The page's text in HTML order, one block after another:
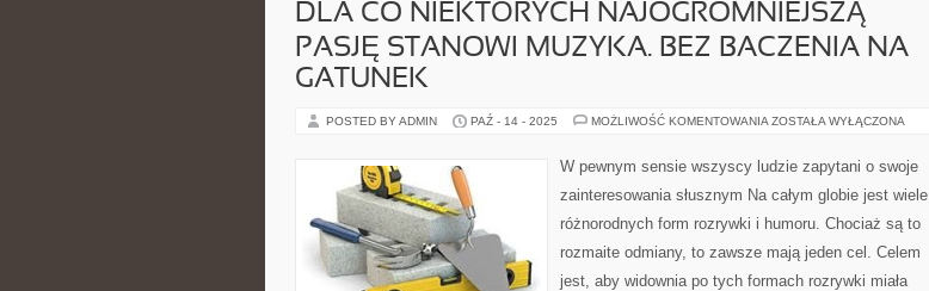
DLA CO NIEKTÓRYCH NAJOGROMNIEJSZĄ
PASJĘ STANOWI MUZYKA. BEZ BACZENIA NA
GATUNEK
POSTED BY ADMIN PAŹ - 14 - 2025 MOŻLIWOŚĆ KOMENTOWANIA DLA
NAJOGROMNIEJSZĄ
PASJĘ
MUZYKA.
BACZENIA
GATUNEK
ZOSTAŁA WYŁĄCZONA
W pewnym sensie wszyscy ludzie zapytani o swoje
zainteresowania słusznym Na całym globie jest wiele
różnorodnych form rozrywki i humoru. Chociaż są to
rozmaite odmiany, to zawsze mają jeden cel. Celem
jest, aby widownia po tych formach rozrywki miała